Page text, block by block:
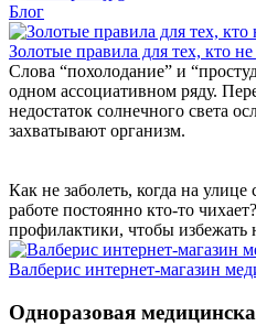
Блог
Золотые правила для тех, кто не
Слова “похолодание” и
одном ассоциативном ряду.
недостаток солнечного света
захватывают организм.
Как не заболеть, когда на
работе постоянно кто-то
профилактики, чтобы избежать
Валберис интернет-магазин
Одноразовая